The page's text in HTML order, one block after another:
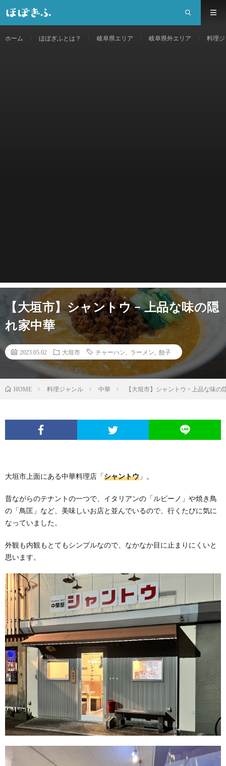
ホーム ほぼぎふとは？ 岐阜県エリア 岐阜県外エリア 料理
【大垣市】シャントウ − 上品な味の隠
れ家中華
2023.05.02 大垣市 チャーハン ラーメン 餃子
HOME 料理ジャンル 中華 【大垣市】シャントウ − 上品な味の
大垣市上面にある中華料理店「シャントウ 」。
昔ながらのテナントの一つで、イタリアンの「ルビーノ」や焼き鳥
の「鳥匡」など、美味しいお店と並んでいるので、行くたびに気に
なっていました。
外観も内観もとてもシンプルなので、なかなか目に止まりにくいと
思います。